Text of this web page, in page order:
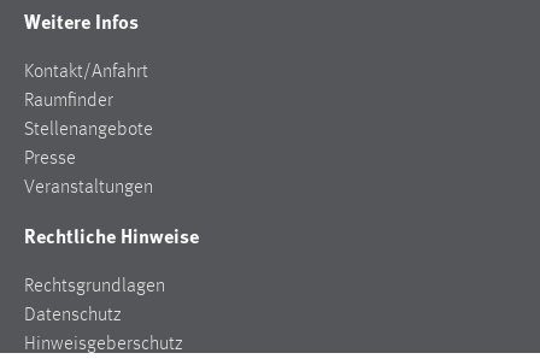
Weitere Infos
Kontakt/Anfahrt
Raumfinder
Stellenangebote
Presse
Veranstaltungen
Rechtliche Hinweise
Rechtsgrundlagen
Datenschutz
Hinweisgeberschutz
Wird benötigt um die Chatfunktion nutzen zu können.
Cookie Laufzeit:
MibewSessionID, mibew-chat-frame-style-
Jahre, MIBEW_UserID = 1 Jahr
Name:
fe_user, be_user, be_lastLoginProvider